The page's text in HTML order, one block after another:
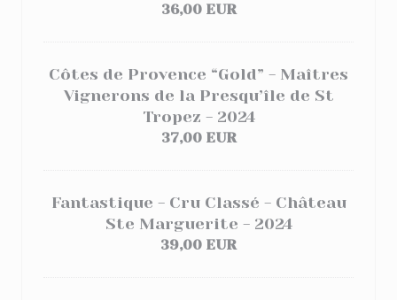
36,00 EUR
Côtes de Provence “Gold” - Maîtres
Vignerons de la Presqu’île de St
Tropez - 2024
37,00 EUR
Fantastique - Cru Classé - Château
Ste Marguerite - 2024
39,00 EUR